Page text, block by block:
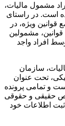
مشمول مالیات،
است. در راستای
ویژه، در
مشمولین
افراد واجد
سازمان
تحت عنوان
و تمامی پرونده
حقیقی و حقوقی
ثبت اطلاعات خود